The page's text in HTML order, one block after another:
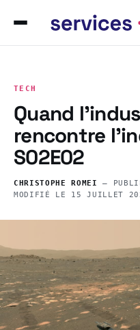
TECH
Quand
rencontre
S02E02
CHRISTOPHE ROMEI —
MODIFIÉ LE 15 JUILLET